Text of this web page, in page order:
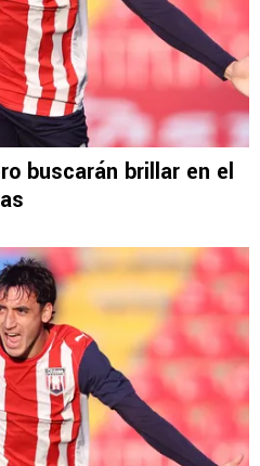
buscarán brillar en el